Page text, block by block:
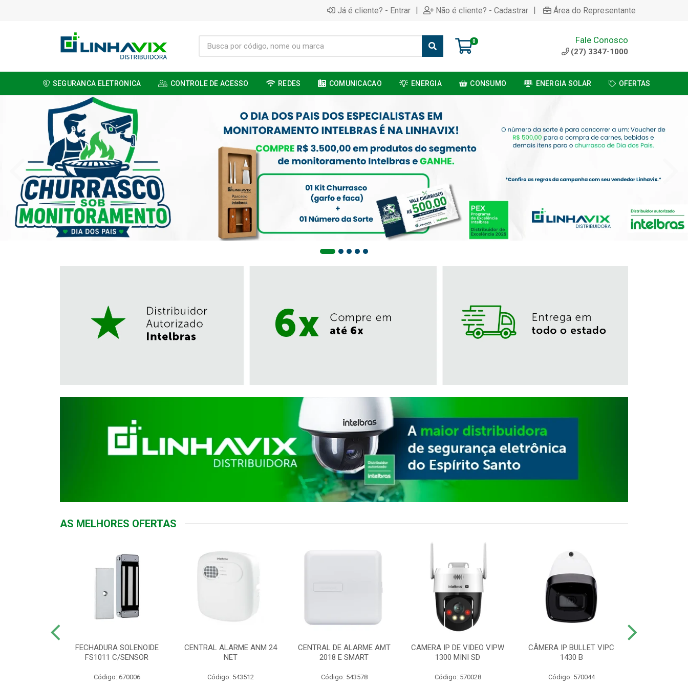
Já é cliente? - Entrar | Não é cliente? - Cadastrar | Área do Representante
0 Fale Conosco
(27) 3347-1000
SEGURANCA ELETRONICA CONTROLE DE ACESSO REDES COMUNICACAO ENERGIA CONSUMO ENERGIA SOLAR OFERTAS
AS MELHORES OFERTAS
FECHADURA SOLENOIDE
FS1011 C/SENSOR
Código: 670006
CENTRAL ALARME ANM 24
NET
Código: 543512
CENTRAL DE ALARME AMT
2018 E SMART
Código: 543578
CAMERA IP DE VIDEO VIPW
1300 MINI SD
Código: 570028
CÂMERA IP BULLET VIPC
1430 B
Código: 570044